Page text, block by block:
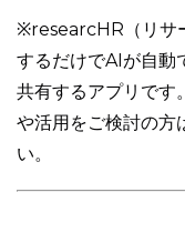
※researcHR（リサ
するだけでAIが自動
共有するアプリです
や活用をご検討の方
い。